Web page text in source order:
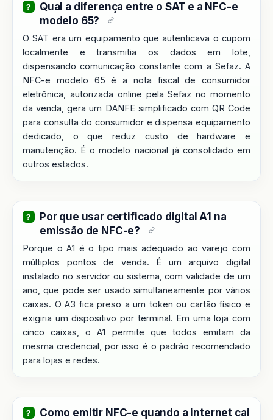
Qual a diferença entre o SAT e a NFC-e
modelo 65?
O SAT era um equipamento que autenticava o cupom
localmente e transmitia os dados em lote,
dispensando comunicação constante com a Sefaz. A
NFC-e modelo 65 é a nota fiscal de consumidor
eletrônica, autorizada online pela Sefaz no momento
da venda, gera um DANFE simplificado com QR Code
para consulta do consumidor e dispensa equipamento
dedicado, o que reduz custo de hardware e
manutenção. É o modelo nacional já consolidado em
outros estados.
Por que usar certificado digital A1 na
emissão de NFC-e?
Porque o A1 é o tipo mais adequado ao varejo com
múltiplos pontos de venda. É um arquivo digital
instalado no servidor ou sistema, com validade de um
ano, que pode ser usado simultaneamente por vários
caixas. O A3 fica preso a um token ou cartão físico e
exigiria um dispositivo por terminal. Em uma loja com
cinco caixas, o A1 permite que todos emitam da
mesma credencial, por isso é o padrão recomendado
para lojas e redes.
Como emitir NFC-e quando a internet cai